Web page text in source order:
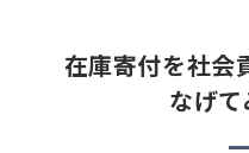
在庫寄付を社会
なげ